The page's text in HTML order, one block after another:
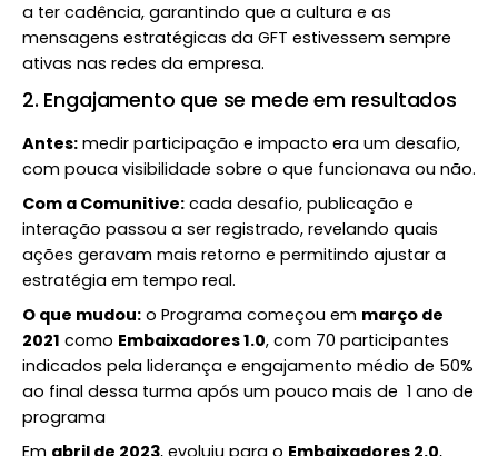
a ter cadência, garantindo que a cultura e as
mensagens estratégicas da GFT estivessem sempre
ativas nas redes da empresa.
2. Engajamento que se mede em resultados
Antes: medir participação e impacto era um desafio,
com pouca visibilidade sobre o que funcionava ou não.
Com a Comunitive: cada desafio, publicação e
interação passou a ser registrado, revelando quais
ações geravam mais retorno e permitindo ajustar a
estratégia em tempo real.
O que mudou: o Programa começou em março de
2021 como Embaixadores 1.0, com 70 participantes
indicados pela liderança e engajamento médio de 50%
ao final dessa turma após um pouco mais de 1 ano de
programa